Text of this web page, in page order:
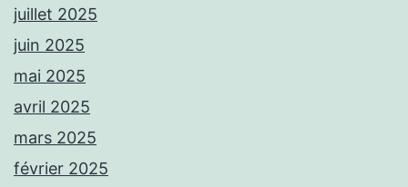
juillet 2025
juin 2025
mai 2025
avril 2025
mars 2025
février 2025